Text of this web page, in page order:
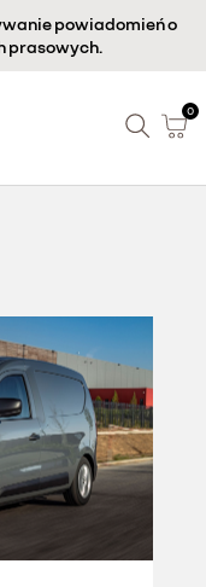
powiadomień o
prasowych.
0